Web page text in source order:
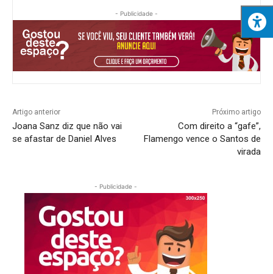
- Publicidade -
Artigo anterior
Joana Sanz diz que não vai
se afastar de Daniel Alves
Próximo artigo
Com direito a “gafe”,
Flamengo vence o Santos de
virada
- Publicidade -